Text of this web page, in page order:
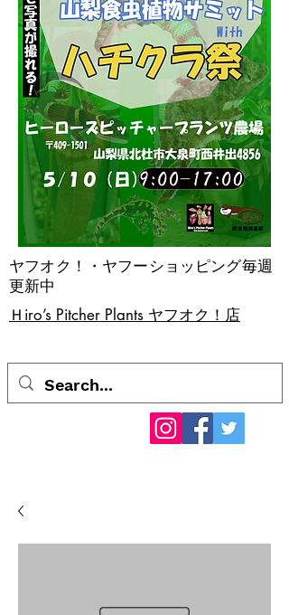
​Ｈiro’s Pitcher Plants ヤフオク！店
ヤフオク！・ヤフーショッピング毎週
更新中